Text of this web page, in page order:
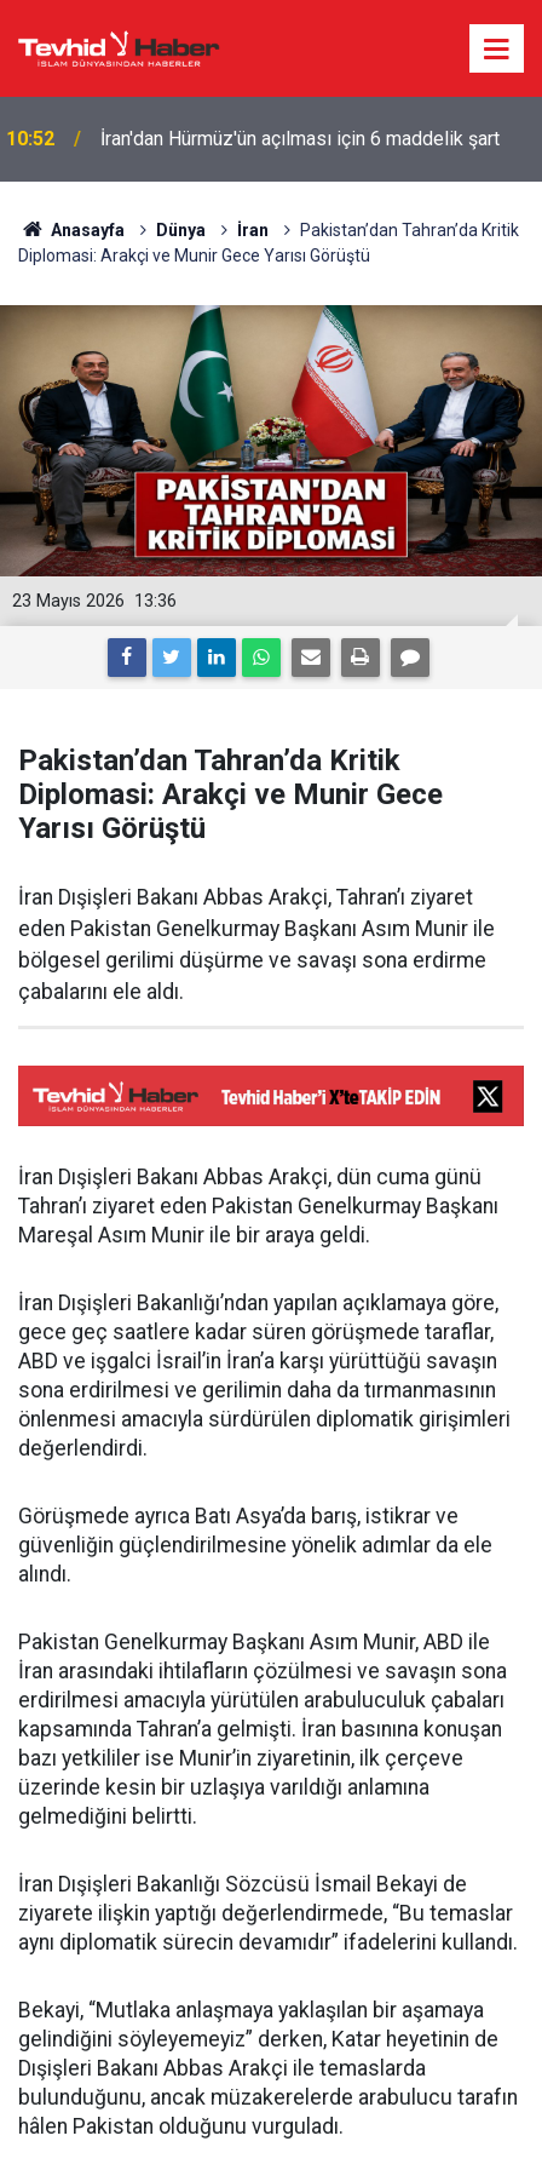
10:52
İran'dan Hürmüz'ün açılması için 6 maddelik şart
10:40
BATI ŞERİA’DA EŞ ZAMANLI BASKINLAR: EVLER
Anasayfa Dünya İran
Pakistan’dan Tahran’da Kritik
Diplomasi: Arakçi ve Munir Gece Yarısı Görüştü
13:36
23 Mayıs 2026
Pakistan’dan Tahran’da Kritik
Diplomasi: Arakçi ve Munir Gece
Yarısı Görüştü
İran Dışişleri Bakanı Abbas Arakçi, Tahran’ı ziyaret
eden Pakistan Genelkurmay Başkanı Asım Munir ile
bölgesel gerilimi düşürme ve savaşı sona erdirme
çabalarını ele aldı.
İran Dışişleri Bakanı Abbas Arakçi, dün cuma günü
Tahran’ı ziyaret eden Pakistan Genelkurmay Başkanı
Mareşal Asım Munir ile bir araya geldi.
İran Dışişleri Bakanlığı’ndan yapılan açıklamaya göre,
gece geç saatlere kadar süren görüşmede taraflar,
ABD ve işgalci İsrail’in İran’a karşı yürüttüğü savaşın
sona erdirilmesi ve gerilimin daha da tırmanmasının
önlenmesi amacıyla sürdürülen diplomatik girişimleri
değerlendirdi.
Görüşmede ayrıca Batı Asya’da barış, istikrar ve
güvenliğin güçlendirilmesine yönelik adımlar da ele
alındı.
Pakistan Genelkurmay Başkanı Asım Munir, ABD ile
İran arasındaki ihtilafların çözülmesi ve savaşın sona
erdirilmesi amacıyla yürütülen arabuluculuk çabaları
kapsamında Tahran’a gelmişti. İran basınına konuşan
bazı yetkililer ise Munir’in ziyaretinin, ilk çerçeve
üzerinde kesin bir uzlaşıya varıldığı anlamına
gelmediğini belirtti.
İran Dışişleri Bakanlığı Sözcüsü İsmail Bekayi de
ziyarete ilişkin yaptığı değerlendirmede, “Bu temaslar
aynı diplomatik sürecin devamıdır” ifadelerini kullandı.
Bekayi, “Mutlaka anlaşmaya yaklaşılan bir aşamaya
gelindiğini söyleyemeyiz” derken, Katar heyetinin de
Dışişleri Bakanı Abbas Arakçi ile temaslarda
bulunduğunu, ancak müzakerelerde arabulucu tarafın
hâlen Pakistan olduğunu vurguladı.